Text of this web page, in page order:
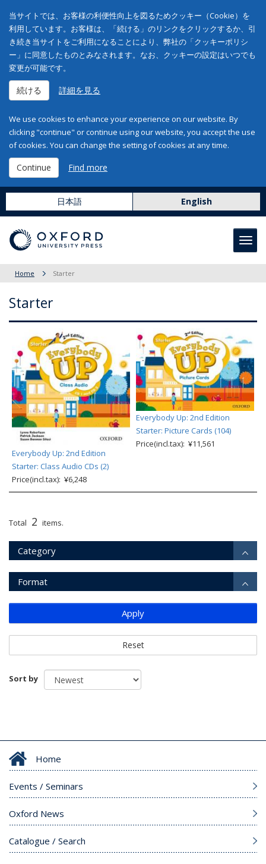
当サイトでは、お客様の利便性向上を図るためクッキー（Cookie）を
利用しています。お客様は、「続ける」のリンクをクリックするか、引
き続き当サイトをご利用になることにより、弊社の「クッキーポリシ
ー」に同意したものとみなされます。なお、クッキーの設定はいつでも
変更が可能です。
続ける 詳細を見る
We use cookies to enhance your experience on our website. By
clicking "continue" or continue using our website, you accept the use
of cookies. You can change the setting of cookies at any time.
Continue Find more
日本語 English
Home Starter
Starter
Everybody Up: 2nd Edition
Starter: Class Audio CDs (2)
Price(incl.tax): ¥6,248
Everybody Up: 2nd Edition
Starter: Picture Cards (104)
Price(incl.tax): ¥11,561
Total 2 items.
Category
Format
Apply
Reset
Sort by
Home
Events / Seminars
Oxford News
Catalogue / Search